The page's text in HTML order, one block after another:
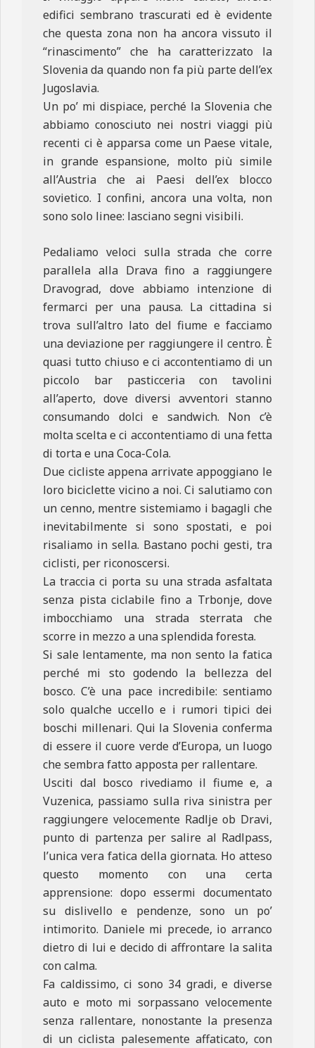
edifici sembrano trascurati ed è evidente
che questa zona non ha ancora vissuto il
“rinascimento” che ha caratterizzato la
Slovenia da quando non fa più parte dell’ex
Jugoslavia.
Un po’ mi dispiace, perché la Slovenia che
abbiamo conosciuto nei nostri viaggi più
recenti ci è apparsa come un Paese vitale,
in grande espansione, molto più simile
all’Austria che ai Paesi dell’ex blocco
sovietico. I confini, ancora una volta, non
sono solo linee: lasciano segni visibili.
Pedaliamo veloci sulla strada che corre
parallela alla Drava fino a raggiungere
Dravograd, dove abbiamo intenzione di
fermarci per una pausa. La cittadina si
trova sull’altro lato del fiume e facciamo
una deviazione per raggiungere il centro. È
quasi tutto chiuso e ci accontentiamo di un
piccolo bar pasticceria con tavolini
all’aperto, dove diversi avventori stanno
consumando dolci e sandwich. Non c’è
molta scelta e ci accontentiamo di una fetta
di torta e una Coca-Cola.
Due cicliste appena arrivate appoggiano le
loro biciclette vicino a noi. Ci salutiamo con
un cenno, mentre sistemiamo i bagagli che
inevitabilmente si sono spostati, e poi
risaliamo in sella. Bastano pochi gesti, tra
ciclisti, per riconoscersi.
La traccia ci porta su una strada asfaltata
senza pista ciclabile fino a Trbonje, dove
imbocchiamo una strada sterrata che
scorre in mezzo a una splendida foresta.
Si sale lentamente, ma non sento la fatica
perché mi sto godendo la bellezza del
bosco. C’è una pace incredibile: sentiamo
solo qualche uccello e i rumori tipici dei
boschi millenari. Qui la Slovenia conferma
di essere il cuore verde d’Europa, un luogo
che sembra fatto apposta per rallentare.
Usciti dal bosco rivediamo il fiume e, a
Vuzenica, passiamo sulla riva sinistra per
raggiungere velocemente Radlje ob Dravi,
punto di partenza per salire al Radlpass,
l’unica vera fatica della giornata. Ho atteso
questo momento con una certa
apprensione: dopo essermi documentato
su dislivello e pendenze, sono un po’
intimorito. Daniele mi precede, io arranco
dietro di lui e decido di affrontare la salita
con calma.
Fa caldissimo, ci sono 34 gradi, e diverse
auto e moto mi sorpassano velocemente
senza rallentare, nonostante la presenza
di un ciclista palesemente affaticato, con